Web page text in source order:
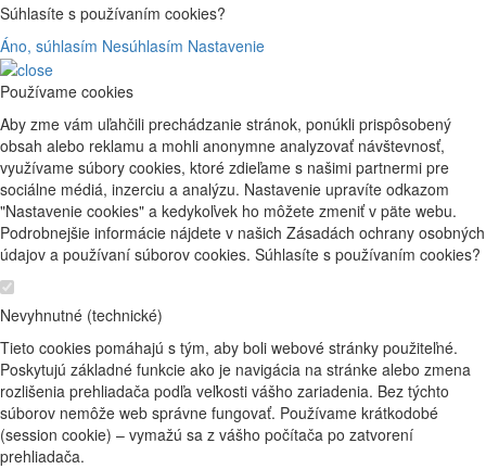
Súhlasíte s používaním cookies?
Áno, súhlasím Nesúhlasím Nastavenie
Používame cookies
Aby zme vám uľahčili prechádzanie stránok, ponúkli prispôsobený
obsah alebo reklamu a mohli anonymne analyzovať návštevnosť,
využívame súbory cookies, ktoré zdieľame s našimi partnermi pre
sociálne médiá, inzerciu a analýzu. Nastavenie upravíte odkazom
"Nastavenie cookies" a kedykoľvek ho môžete zmeniť v päte webu.
Podrobnejšie informácie nájdete v našich Zásadách ochrany osobných
údajov a používaní súborov cookies. Súhlasíte s používaním cookies?
Nevyhnutné (technické)
Tieto cookies pomáhajú s tým, aby boli webové stránky použiteľné.
Poskytujú základné funkcie ako je navigácia na stránke alebo zmena
rozlišenia prehliadača podľa veľkosti vášho zariadenia. Bez týchto
súborov nemôže web správne fungovať. Používame krátkodobé
(session cookie) – vymažú sa z vášho počítača po zatvorení
prehliadača.